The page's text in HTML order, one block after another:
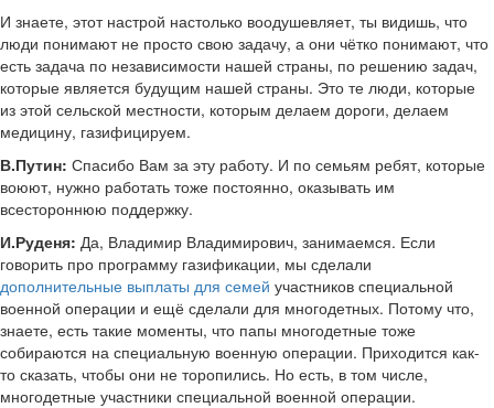
И знаете, этот настрой настолько воодушевляет, ты видишь, что
люди понимают не просто свою задачу, а они чётко понимают, что
есть задача по независимости нашей страны, по решению задач,
которые является будущим нашей страны. Это те люди, которые
из этой сельской местности, которым делаем дороги, делаем
медицину, газифицируем.
В.Путин: Спасибо Вам за эту работу. И по семьям ребят, которые
воюют, нужно работать тоже постоянно, оказывать им
всестороннюю поддержку.
И.Руденя: Да, Владимир Владимирович, занимаемся. Если
говорить про программу газификации, мы сделали
дополнительные выплаты для семей участников специальной
военной операции и ещё сделали для многодетных. Потому что,
знаете, есть такие моменты, что папы многодетные тоже
собираются на специальную военную операции. Приходится как-
то сказать, чтобы они не торопились. Но есть, в том числе,
многодетные участники специальной военной операции.